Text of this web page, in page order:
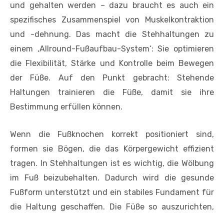
und gehalten werden – dazu braucht es auch ein
spezifisches Zusammenspiel von Muskelkontraktion
und -dehnung. Das macht die Stehhaltungen zu
einem ‚Allround-Fußaufbau-System‘: Sie optimieren
die Flexibilität, Stärke und Kontrolle beim Bewegen
der Füße. Auf den Punkt gebracht: Stehende
Haltungen trainieren die Füße, damit sie ihre
Bestimmung erfüllen können.
Wenn die Fußknochen korrekt positioniert sind,
formen sie Bögen, die das Körpergewicht effizient
tragen. In Stehhaltungen ist es wichtig, die Wölbung
im Fuß beizubehalten. Dadurch wird die gesunde
Fußform unterstützt und ein stabiles Fundament für
die Haltung geschaffen. Die Füße so auszurichten,